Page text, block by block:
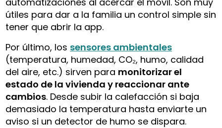
útiles para dar a la familia un control simple sin
tener que abrir la app.
Por último, los sensores ambientales
(temperatura, humedad, CO₂, humo, calidad
del aire, etc.) sirven para monitorizar el
estado de la vivienda y reaccionar ante
cambios. Desde subir la calefacción si baja
demasiado la temperatura hasta enviarte un
aviso si un detector de humo se dispara.